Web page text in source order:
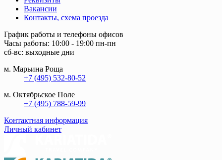
Вакансии
Контакты, схема проезда
График работы и телефоны офисов
Часы работы: 10:00 - 19:00 пн-пн
сб-вс: выходные дни
м. Марьина Роща
+7 (495) 532-80-52
м. Октябрьское Поле
+7 (495) 788-59-99
Контактная информация
Личный кабинет